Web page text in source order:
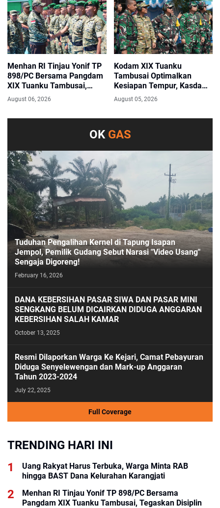
Menhan RI Tinjau Yonif TP
898/PC Bersama Pangdam
XIX Tuanku Tambusai,
Tegaskan Disiplin dan
Loyalitas Prajurit
August 06, 2026
Kodam XIX Tuanku
Tambusai Optimalkan
Kesiapan Tempur, Kasdam
Tinjau Latihan Rudal
Starstreak dan Meriam 57
August 05, 2026
OK GAS
Tuduhan Pengalihan Kernel di Tapung Isapan
Jempol, Pemilik Gudang Sebut Narasi "Video Usang"
Sengaja Digoreng!
February 16, 2026
DANA KEBERSIHAN PASAR SIWA DAN PASAR MINI
SENGKANG BELUM DICAIRKAN DIDUGA ANGGARAN
KEBERSIHAN SALAH KAMAR
October 13, 2025
Resmi Dilaporkan Warga Ke Kejari, Camat Pebayuran
Diduga Senyelewengan dan Mark-up Anggaran
Tahun 2023-2024
July 22, 2025
Full Coverage
TRENDING HARI INI
Uang Rakyat Harus Terbuka, Warga Minta RAB
hingga BAST Dana Kelurahan Karangjati
Menhan RI Tinjau Yonif TP 898/PC Bersama
Pangdam XIX Tuanku Tambusai, Tegaskan Disiplin